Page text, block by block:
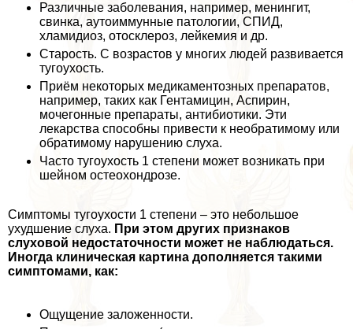
Различные заболевания, например, менингит,
свинка, аутоиммунные патологии, СПИД,
xлaмидиоз, отосклероз, лейкемия и др.
Старость. С возрастов у многих людей развивается
тугоухость.
Приём некоторых медикаментозных препаратов,
например, таких как Гентамицин, Аспирин,
мочегонные препараты, антибиотики. Эти
лекарства способны привести к необратимому или
обратимому нарушению слуха.
Часто тугоухость 1 степени может возникать при
шейном остеохондрозе.
Симптомы тугоухости 1 степени – это небольшое
ухудшение слуха. При этом других признаков
слуховой недостаточности может не наблюдаться.
Иногда клиническая картина дополняется такими
симптомами, как:
Ощущение заложенности.